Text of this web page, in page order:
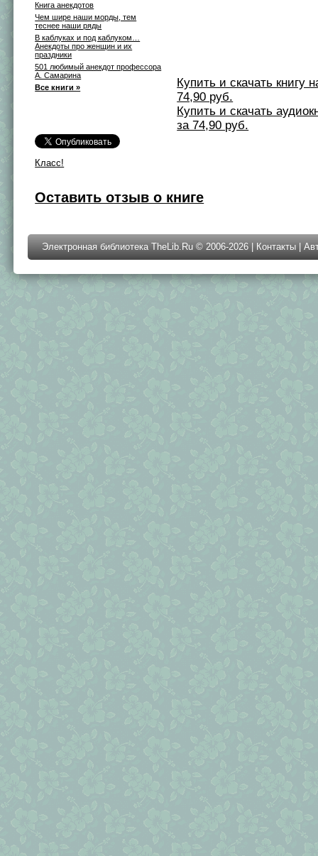
Книга анекдотов
Чем шире наши морды, тем
теснее наши ряды
В каблуках и под каблуком…
Анекдоты про женщин и их
праздники
501 любимый анекдот профессора
А. Самарина
Все книги »
Класс!
Купить и скачать книгу
74,90 руб.
Купить и скачать
за 74,90 руб.
Оставить отзыв о книге
Электронная библиотека TheLib.Ru © 2006-2026 | Контакты |